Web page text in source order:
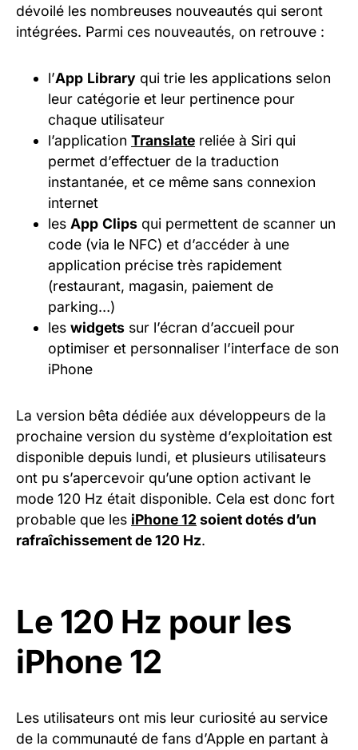
dévoilé les nombreuses nouveautés qui seront
intégrées. Parmi ces nouveautés, on retrouve :
l’App Library qui trie les applications selon
leur catégorie et leur pertinence pour
chaque utilisateur
l’application Translate reliée à Siri qui
permet d’effectuer de la traduction
instantanée, et ce même sans connexion
internet
les App Clips qui permettent de scanner un
code (via le NFC) et d’accéder à une
application précise très rapidement
(restaurant, magasin, paiement de
parking…)
les widgets sur l’écran d’accueil pour
optimiser et personnaliser l’interface de son
iPhone
La version bêta dédiée aux développeurs de la
prochaine version du système d’exploitation est
disponible depuis lundi, et plusieurs utilisateurs
ont pu s’apercevoir qu’une option activant le
mode 120 Hz était disponible. Cela est donc fort
probable que les iPhone 12soient dotés d’un
rafraîchissement de 120 Hz.
Le 120 Hz pour les
iPhone 12
Les utilisateurs ont mis leur curiosité au service
de la communauté de fans d’Apple en partant à